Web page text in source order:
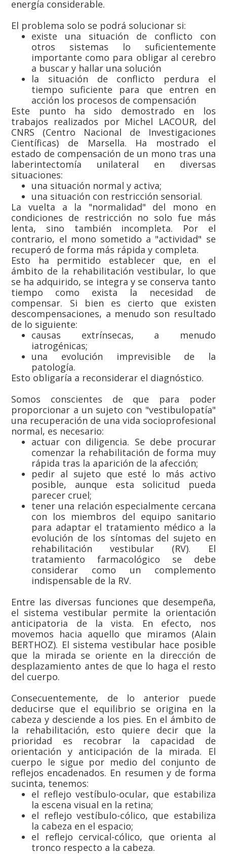
energía considerable.
El problema solo se podrá solucionar si:
existe una situación de conflicto con
otros sistemas lo suficientemente
importante como para obligar al cerebro
a buscar y hallar una solución
la situación de conflicto perdura el
tiempo suficiente para que entren en
acción los procesos de compensación
Este punto ha sido demostrado en los
trabajos realizados por Michel LACOUR, del
CNRS (Centro Nacional de Investigaciones
Científicas) de Marsella. Ha mostrado el
estado de compensación de un mono tras una
laberintectomía unilateral en diversas
situaciones:
una situación normal y activa;
una situación con restricción sensorial.
La vuelta a la "normalidad" del mono en
condiciones de restricción no solo fue más
lenta, sino también incompleta. Por el
contrario, el mono sometido a "actividad" se
recuperó de forma más rápida y completa.
Esto ha permitido establecer que, en el
ámbito de la rehabilitación vestibular, lo que
se ha adquirido, se integra y se conserva tanto
tiempo como exista la necesidad de
compensar. Si bien es cierto que existen
descompensaciones, a menudo son resultado
de lo siguiente:
causas extrínsecas, a menudo
iatrogénicas;
una evolución imprevisible de la
patología.
Esto obligaría a reconsiderar el diagnóstico.
Somos conscientes de que para poder
proporcionar a un sujeto con "vestibulopatía"
una recuperación de una vida socioprofesional
normal, es necesario:
actuar con diligencia. Se debe procurar
comenzar la rehabilitación de forma muy
rápida tras la aparición de la afección;
pedir al sujeto que esté lo más activo
posible, aunque esta solicitud pueda
parecer cruel;
tener una relación especialmente cercana
con los miembros del equipo sanitario
para adaptar el tratamiento médico a la
evolución de los síntomas del sujeto en
rehabilitación vestibular (RV). El
tratamiento farmacológico se debe
considerar como un complemento
indispensable de la RV.
Entre las diversas funciones que desempeña,
el sistema vestibular permite la orientación
anticipatoria de la vista. En efecto, nos
movemos hacia aquello que miramos (Alain
BERTHOZ). El sistema vestibular hace posible
que la mirada se oriente en la dirección de
desplazamiento antes de que lo haga el resto
del cuerpo.
Consecuentemente, de lo anterior puede
deducirse que el equilibrio se origina en la
cabeza y desciende a los pies. En el ámbito de
la rehabilitación, esto quiere decir que la
prioridad es recobrar la capacidad de
orientación y anticipación de la mirada. El
cuerpo le sigue por medio del conjunto de
reflejos encadenados. En resumen y de forma
sucinta, tenemos:
el reflejo vestíbulo-ocular, que estabiliza
la escena visual en la retina;
el reflejo vestíbulo-cólico, que estabiliza
la cabeza en el espacio;
el reflejo cervical-cólico, que orienta al
tronco respecto a la cabeza.